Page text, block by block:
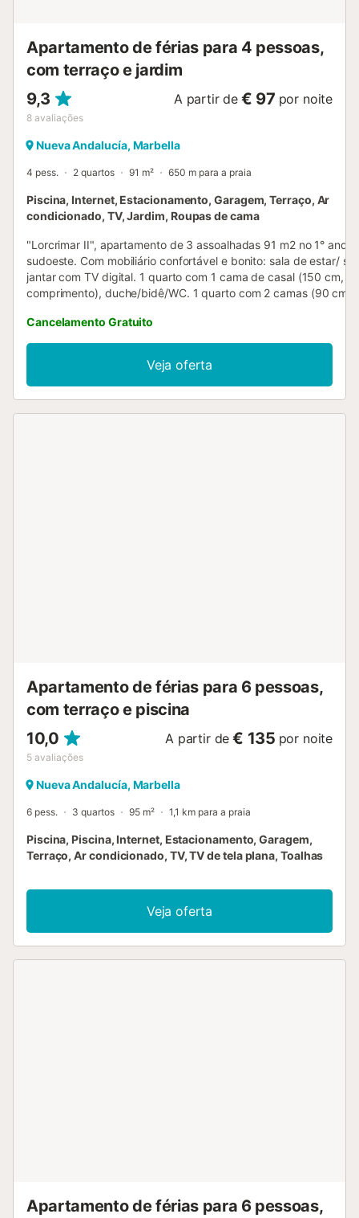
Apartamento de férias para 4 pessoas,
com terraço e jardim
9,3
8 avaliações
A partir de € 97 por noite
Nueva Andalucía, Marbella
4 pess. 2 quartos 91 m² 650 m para a praia
Piscina, Internet, Estacionamento, Garagem, Terraço, Ar
condicionado, TV, Jardim, Roupas de cama
"Lorcrimar II", apartamento de 3 assoalhadas 91 m2 no 1°
sudoeste. Com mobiliário confortável e bonito: sala de estar/
jantar com TV digital. 1 quarto com 1 cama de casal (150 cm,
comprimento), duche/bidê/WC. 1 quarto com 2 camas (90 cm,
microondas, congelador). Banheira/bidê/WC. Ar condicionado,
por ar quente. Terraço. Móveis de terraço. O alojamento dispõe
máquina de lavar a roupa. Internet (Sem fio/ Wireless LAN
grátis). Vaga de estacionamento nr 13. VUT/MA/35948
ESFCNT0000290410004777250000000000000000VUT/MA/
Cancelamento Gratuito
Veja oferta
Apartamento de férias para 6 pessoas,
com terraço e piscina
10,0
5 avaliações
A partir de € 135 por noite
Nueva Andalucía, Marbella
6 pess. 3 quartos 95 m² 1,1 km para a praia
Piscina, Piscina, Internet, Estacionamento, Garagem,
Terraço, Ar condicionado, TV, TV de tela plana, Toalhas
Veja oferta
Apartamento de férias para 6 pessoas,